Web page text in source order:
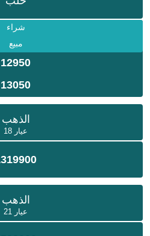
شراء
مبيع
12950
13050
الذهب
عيار 18
الذهب
عيار 21